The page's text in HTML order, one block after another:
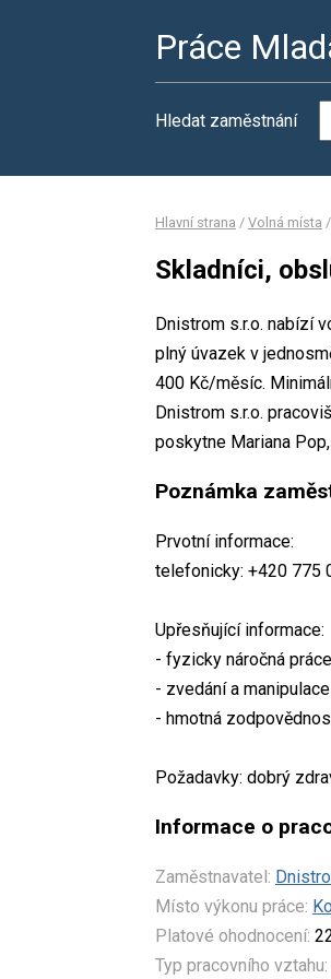
Práce
Hledat zaměstnání
Hlavní strana / Volná místa /
Skladníci,
Dnistrom s.r.o. nabízí
plný úvazek v
400 Kč/měsíc.
Dnistrom s.r.o.
poskytne Mariana
Poznámka
Prvotní informace:
telefonicky: +420 775
Upřesňující informace:
- fyzicky náročná
- zvedání a
- hmotná
Požadavky: dobrý
Informace o
Zaměstnavatel:
Místo výkonu práce:
Platové ohodnocení:
Typ pracovního vztahu: